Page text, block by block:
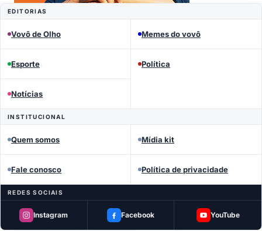
EDITORIAS
Vovô de Olho Memes do vovô
Esporte Política
Notícias
INSTITUCIONAL
Quem somos Mídia kit
Fale conosco Política de privacidade
REDES SOCIAIS
Instagram Facebook YouTube
Mais lidas